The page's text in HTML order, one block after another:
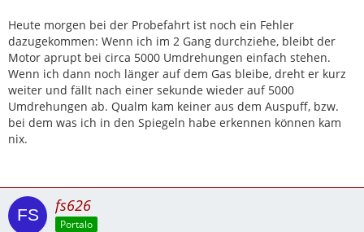
Heute morgen bei der Probefahrt ist noch ein Fehler
dazugekommen: Wenn ich im 2 Gang durchziehe, bleibt der
Motor aprupt bei circa 5000 Umdrehungen einfach stehen.
Wenn ich dann noch länger auf dem Gas bleibe, dreht er kurz
weiter und fällt nach einer sekunde wieder auf 5000
Umdrehungen ab. Qualm kam keiner aus dem Auspuff, bzw.
bei dem was ich in den Spiegeln habe erkennen können kam
nix.
fs626
Portalo